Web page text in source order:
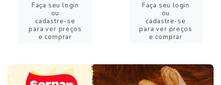
Faça seu login
ou
cadastre-se
para ver preços
e comprar
Faça seu login
ou
cadastre-se
para ver preços
e comprar